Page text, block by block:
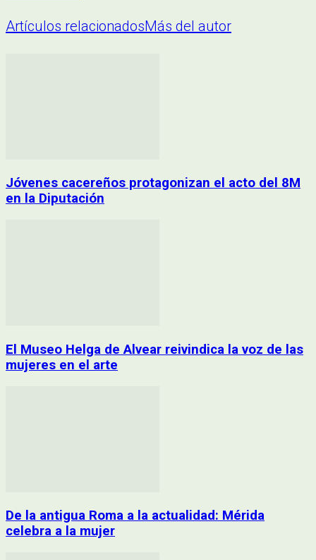
Artículos relacionadosMás del autor
Jóvenes cacereños protagonizan el acto del 8M
en la Diputación
El Museo Helga de Alvear reivindica la voz de las
mujeres en el arte
De la antigua Roma a la actualidad: Mérida
celebra a la mujer